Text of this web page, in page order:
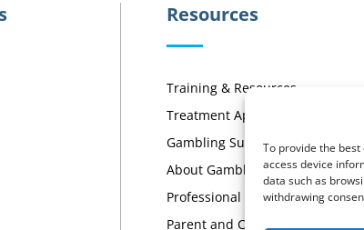
To provide the
access device
data such as
withdrawing
Resources
Training & Resources
Treatment Approaches
Gambling Support Services
About Gambling Addiction
Professional Activities
Parent and Carer Activities